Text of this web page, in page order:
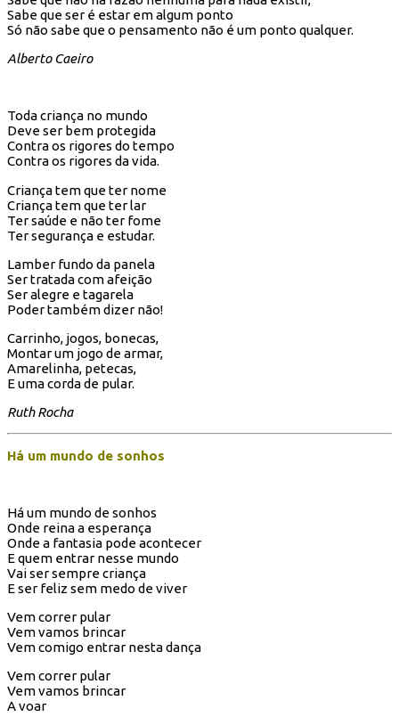
Sabe que ser é estar em algum ponto
Só não sabe que o pensamento não é um ponto qualquer.
Alberto Caeiro
Toda criança no mundo
Deve ser bem protegida
Contra os rigores do tempo
Contra os rigores da vida.
Criança tem que ter nome
Criança tem que ter lar
Ter saúde e não ter fome
Ter segurança e estudar.
Lamber fundo da panela
Ser tratada com afeição
Ser alegre e tagarela
Poder também dizer não!
Carrinho, jogos, bonecas,
Montar um jogo de armar,
Amarelinha, petecas,
E uma corda de pular.
Ruth Rocha
Há um mundo de sonhos
Há um mundo de sonhos
Onde reina a esperança
Onde a fantasia pode acontecer
E quem entrar nesse mundo
Vai ser sempre criança
E ser feliz sem medo de viver
Vem correr pular
Vem vamos brincar
Vem comigo entrar nesta dança
Vem correr pular
Vem vamos brincar
A voar